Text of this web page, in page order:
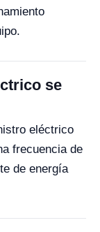
se
eléctrico
frecuencia de
de energía